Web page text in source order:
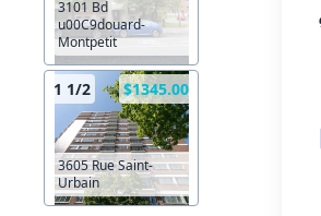
3101 Bd
u00C9douard-
Montpetit
1 1/2 $1345.00
3605 Rue Saint-
Urbain